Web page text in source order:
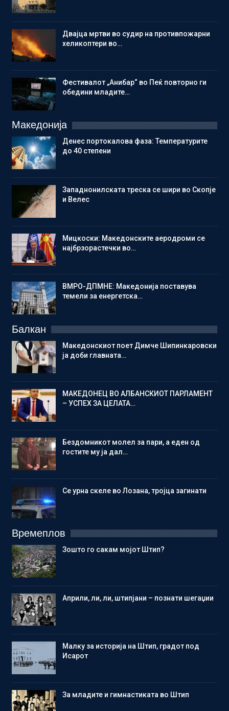
Двајца мртви во судир на противпожарни
хеликоптери во…
Фестивалот „Анибар“ во Пеќ повторно ги
обедини младите…
Македонија
Денес портокалова фаза: Температурите
до 40 степени
Западнонилската треска се шири во Скопје
и Велес
Мицкоски: Македонските аеродроми се
најбрзорастечки во…
ВМРО-ДПМНЕ: Македонија поставува
темели за енергетска…
Балкан
Македонскиот поет Димче Шипинкаровски
ја доби главната…
МАКЕДОНЕЦ ВО АЛБАНСКИОТ ПАРЛАМЕНТ
– УСПЕХ ЗА ЦЕЛАТА…
Бездомникот молел за пари, а еден од
гостите му ја дал…
Се урна скеле во Лозана, тројца загинати
Времеплов
Зошто го сакам мојот Штип?
Aприли, ли, ли, штипјани – познати шегаџии
Малку за историја на Штип, градот под
Исарот
Зa младите и гимнастиката во Штип